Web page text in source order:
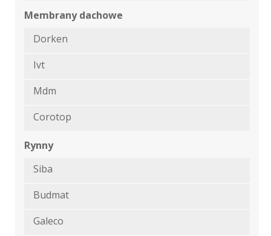
Membrany dachowe
Dorken
Ivt
Mdm
Corotop
Rynny
Siba
Budmat
Galeco